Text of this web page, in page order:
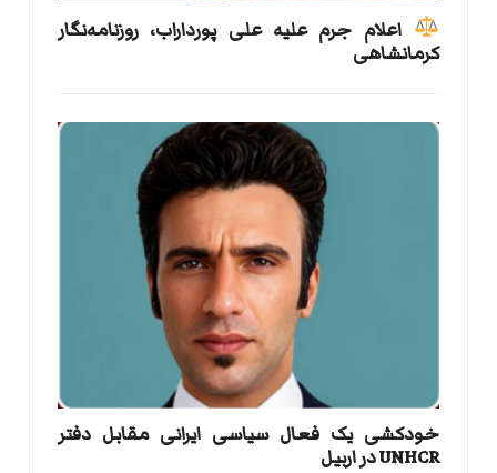
اعلام جرم علیه علی پورداراب، روزنامه‌نگار
کرمانشاهی
خودکشی یک فعال سیاسی ایرانی مقابل دفتر
UNHCR در اربیل